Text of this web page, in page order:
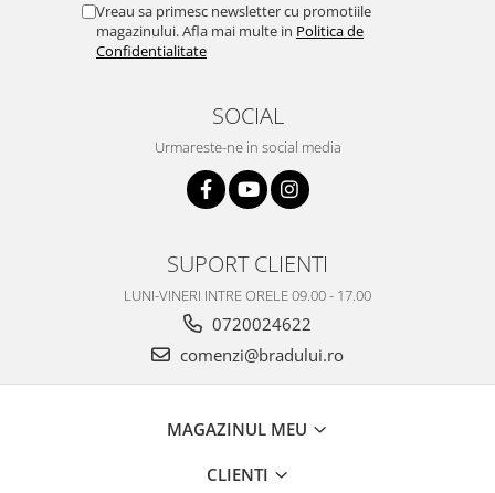
Vreau sa primesc newsletter cu promotiile
magazinului. Afla mai multe in Politica de
Confidentialitate
SOCIAL
Urmareste-ne in social media
SUPORT CLIENTI
LUNI-VINERI INTRE ORELE 09.00 - 17.00
0720024622
comenzi@bradului.ro
MAGAZINUL MEU
CLIENTI